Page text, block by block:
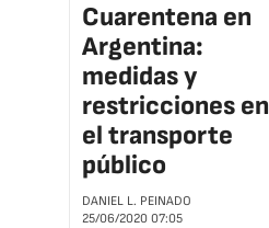
Cuarentena en
Argentina:
medidas y
restricciones en
el transporte
público
DANIEL L. PEINADO
25/06/2020 07:05